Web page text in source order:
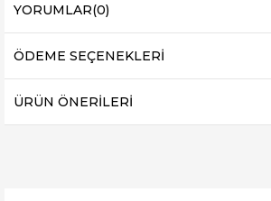
YORUMLAR(0)
ÖDEME SEÇENEKLERI
ÜRÜN ÖNERILERI